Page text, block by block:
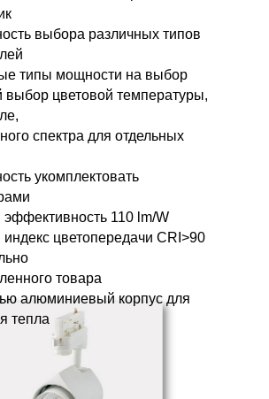
выбора различных типов
типы мощности на выбор
выбор цветовой температуры,
спектра для отдельных
укомплектовать
эффективность 110 lm/W
цветопередачи CRI>90
товара
алюминиевый корпус для
тепла